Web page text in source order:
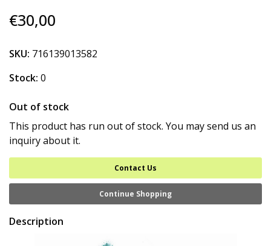
€30,00
SKU: 716139013582
Stock: 0
Out of stock
This product has run out of stock. You may send us an
inquiry about it.
Contact Us
Continue Shopping
Description